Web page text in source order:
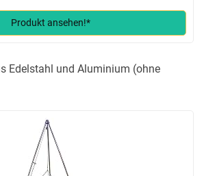
Produkt ansehen!*
Edelstahl und Aluminium (ohne